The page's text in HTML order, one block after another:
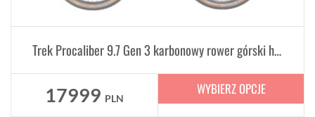
Trek Procaliber 9.7 Gen 3 karbonowy rower górski hardtail
17999 PLN
WYBIERZ OPCJE